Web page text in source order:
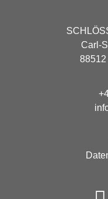
Carl-
88512